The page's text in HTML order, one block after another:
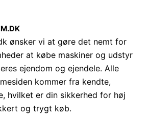
ønsker vi at gøre det nemt for
at købe maskiner og udstyr
ejendom og ejendele. Alle
kommer fra kendte,
hvilket er din sikkerhed for høj
og trygt køb.